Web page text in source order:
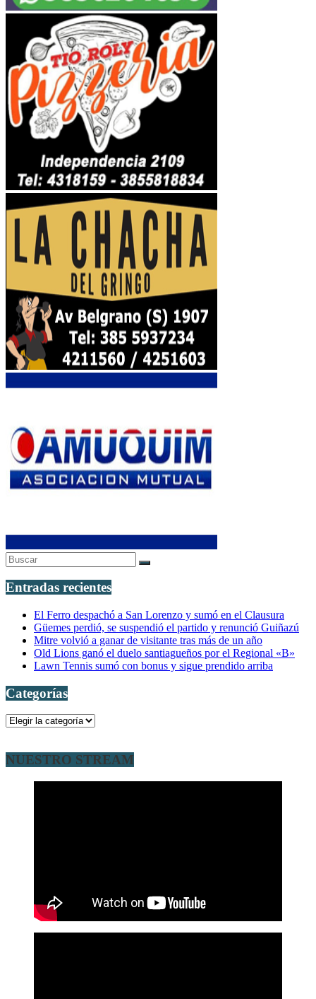
Entradas recientes
El Ferro despachó a San Lorenzo y sumó en el Clausura
Güemes perdió, se suspendió el partido y renunció Guiñazú
Mitre volvió a ganar de visitante tras más de un año
Old Lions ganó el duelo santiagueños por el Regional «B»
Lawn Tennis sumó con bonus y sigue prendido arriba
Categorías
Categorías
NUESTRO STREAM